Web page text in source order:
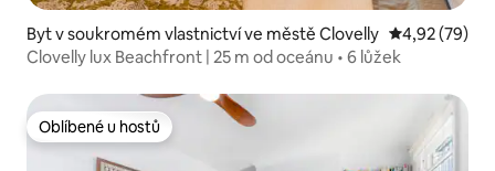
Byt v soukromém vlastnictví ve městě Clovelly Průměrné
4,92 (79)
Clovelly lux Beachfront | 25 m od oceánu • 6 lůžek
Oblíbené u hostů
Oblíbené u hostů